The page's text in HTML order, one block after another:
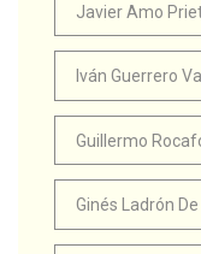
Javier Amo
Iván Guerrero
Guillermo
Ginés Ladrón